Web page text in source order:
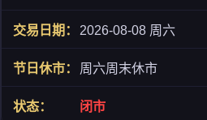
2026-08-08 周六
周六周末休市
闭市